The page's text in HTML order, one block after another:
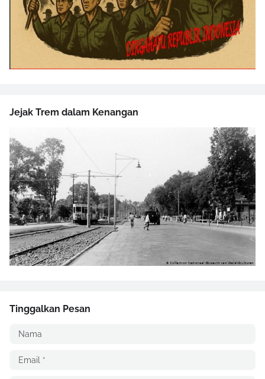
Jejak Trem dalam Kenangan
Tinggalkan Pesan